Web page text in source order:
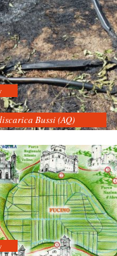
Bussi (AQ)